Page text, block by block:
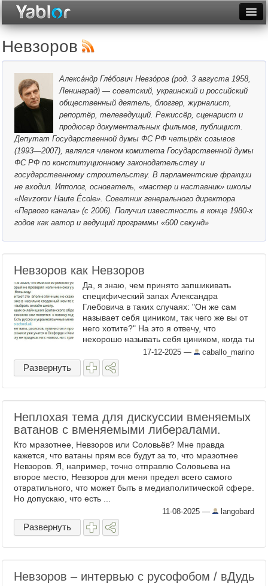
Неделя
Месяц
Рейтинги
Архив
Фототоп
Видеотоп
Невзоров
Алекса́ндр Гле́бович Невзо́ров (род. 3 августа 1958,
Ленинград) — советский, украинский и российский
общественный деятель, блоггер, журналист,
репортёр, телеведущий. Режиссёр, сценарист и
продюсер документальных фильмов, публицист.
Депутат Государственной думы ФС РФ четырёх созывов
(1993—2007), являлся членом комитета Государственной думы
ФС РФ по конституционному законодательству и
государственному строительству. В парламентские фракции
не входил. Ипполог, основатель, «мастер и наставник» школы
«Nevzorov Haute École». Советник генерального директора
«Первого канала» (c 2006). Получил известность в конце 1980-х
годов как автор и ведущий программы «600 секунд»
Невзоров как Невзоров
Да, я знаю, чем принято запшикивать
специфический запах Александра
Глебовича в таких случаях: "Он же сам
называет себя циником, так чего же вы от
него хотите?" На это я отвечу, что
нехорошо называть себя циником, когда ты
17-12-2025 — caballo_marino
Развернуть
Неплохая тема для дискуссии вменяемых
ватанов с вменяемыми либералами.
Кто мразотнее, Невзоров или Соловьёв? Мне правда
кажется, что ватаны прям все будут за то, что мразотнее
Невзоров. Я, например, точно отправлю Соловьева на
второе место, Невзоров для меня предел всего самого
отвратильного, что может быть в медиаполитической сфере.
Но допускаю, что есть ...
11-08-2025 — langobard
Развернуть
Невзоров – интервью с русофобом / вДудь